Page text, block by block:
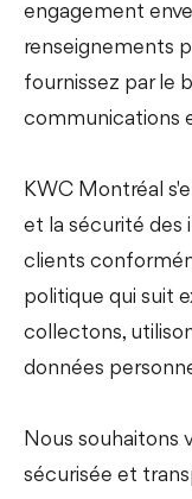
engagement
renseignements
fournissez par le
communications
KWC Montréal
et la sécurité des
clients
politique qui suit
collectons,
données
Nous souhaitons
sécurisée et